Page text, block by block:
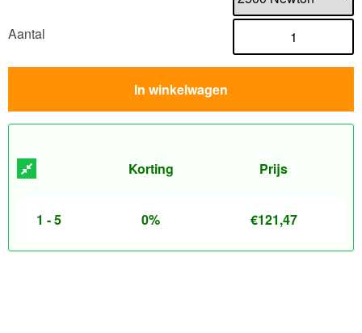
Aantal
In winkelwagen
Korting Prijs
1 - 5 0% €121,47